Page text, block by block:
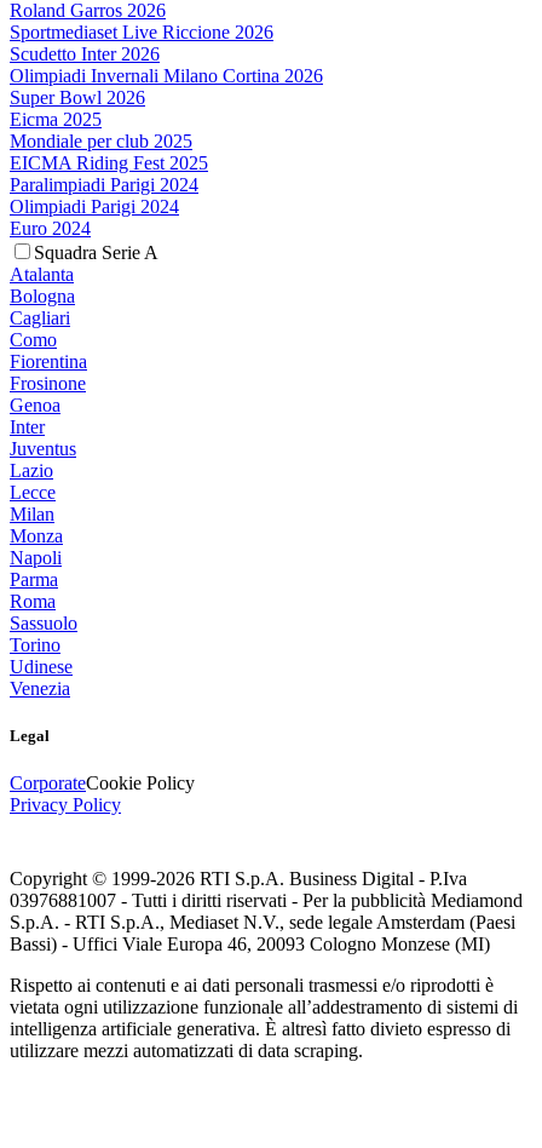
Roland Garros 2026
Sportmediaset Live Riccione 2026
Scudetto Inter 2026
Olimpiadi Invernali Milano Cortina 2026
Super Bowl 2026
Eicma 2025
Mondiale per club 2025
EICMA Riding Fest 2025
Paralimpiadi Parigi 2024
Olimpiadi Parigi 2024
Euro 2024
Squadra Serie A
Atalanta
Bologna
Cagliari
Como
Fiorentina
Frosinone
Genoa
Inter
Juventus
Lazio
Lecce
Milan
Monza
Napoli
Parma
Roma
Sassuolo
Torino
Udinese
Venezia
Legal
CorporateCookie Policy
Privacy Policy
Copyright © 1999-2026 RTI S.p.A. Business Digital - P.Iva
03976881007 - Tutti i diritti riservati - Per la pubblicità Mediamond
S.p.A. - RTI S.p.A., Mediaset N.V., sede legale Amsterdam (Paesi
Bassi) - Uffici Viale Europa 46, 20093 Cologno Monzese (MI)
Rispetto ai contenuti e ai dati personali trasmessi e/o riprodotti è
vietata ogni utilizzazione funzionale all’addestramento di sistemi di
intelligenza artificiale generativa. È altresì fatto divieto espresso di
utilizzare mezzi automatizzati di data scraping.